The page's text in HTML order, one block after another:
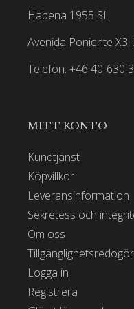
Habena 1955 SL
Avenida Poniente
Telefon: +46 40-630
MITT KONTO
Kundtjänst
Köpvillkor
Leveransinformation
Sekretess och
Om oss
Logga in
Registrera